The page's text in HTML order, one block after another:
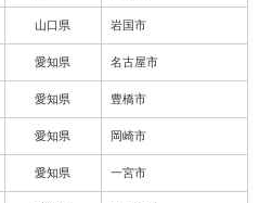
山口県 岩国市
愛知県 名古屋市
愛知県 豊橋市
愛知県 岡崎市
愛知県 一宮市